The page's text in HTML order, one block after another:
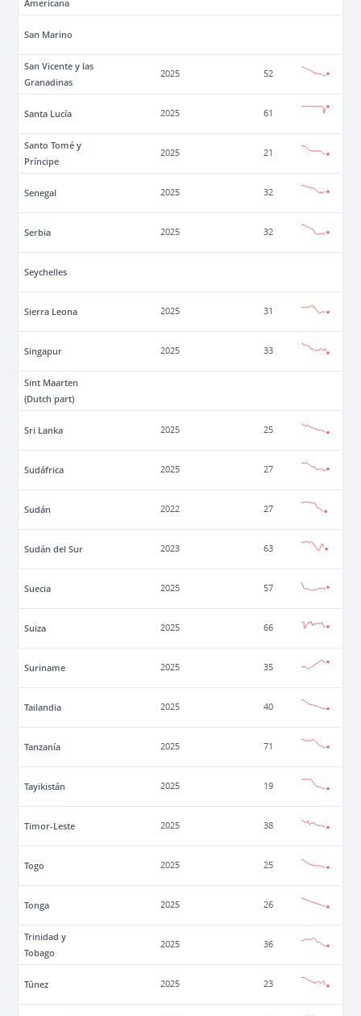
Americana
San Marino
San Vicente y las
Granadinas
2025 52
Santa Lucía 2025 61
Santo Tomé y
Príncipe
2025 21
Senegal 2025 32
Serbia 2025 32
Seychelles
Sierra Leona 2025 31
Singapur 2025 33
Sint Maarten
(Dutch part)
Sri Lanka 2025 25
Sudáfrica 2025 27
Sudán 2022 27
Sudán del Sur 2023 63
Suecia 2025 57
Suiza 2025 66
Suriname 2025 35
Tailandia 2025 40
Tanzanía 2025 71
Tayikistán 2025 19
Timor-Leste 2025 38
Togo 2025 25
Tonga 2025 26
Trinidad y
Tobago
2025 36
Túnez 2025 23